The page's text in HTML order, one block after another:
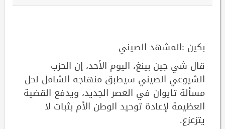
بكين :المشهد الصيني
قال شي جين بينغ، اليوم الأحد، إن الحزب
الشيوعي الصيني سيطبق منهاجه الشامل لحل
مسألة تايوان في العصر الجديد، ويدفع القضية
العظيمة لإعادة توحيد الوطن الأم بثبات لا
يتزعزع.